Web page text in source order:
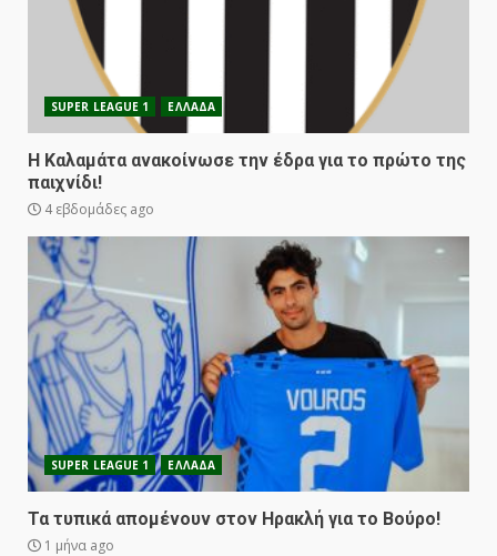
SUPER LEAGUE 1 ΕΛΛΑΔΑ
Η Καλαμάτα ανακοίνωσε την έδρα για το πρώτο της
παιχνίδι!
4 εβδομάδες ago
SUPER LEAGUE 1 ΕΛΛΑΔΑ
Τα τυπικά απομένουν στον Ηρακλή για το Βούρο!
1 μήνα ago